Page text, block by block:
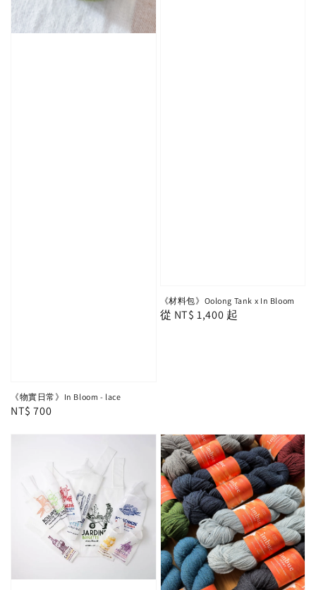
《物實日常》In Bloom - lace
Regular
NT$ 700
《材料包》Oolong Tank x In Bloom
Regular
從 NT$ 1,400 起